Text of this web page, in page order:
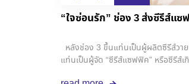
กล่าวได้ยากว่าสารตัวไหนทำปฏิกิริยา
ข้าม ฝ่ายสนับสนุนก็กล่าวถึงสรรพคุณ
มาตรการป้องกัน เพื่อให้ผู้บริโภคพืช
ต่อไปจะดีกว่า ดังตัวอย่างของผู้ใช้พืช
“ใจซ่อนรัก” ช่อง 3 ส่งซีรีส์แ
หลังช่อง 3 ขึ้นแท่นเป็นผู้ผลิตซีรีส์วา
แท่นเป็นผู้จัด “ซีรีส์แซฟฟิค” หรือซีรีส์เ